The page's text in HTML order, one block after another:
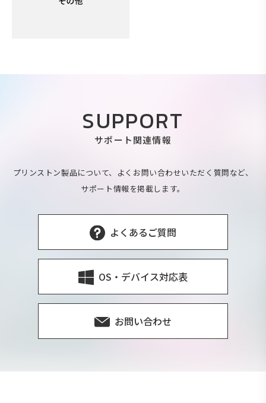
SUPPORT
サポート関連情報
プリンストン製品について、よくお問い合わせいただく質問など、
サポート情報を掲載します。
よくあるご質問
OS・デバイス対応表
お問い合わせ